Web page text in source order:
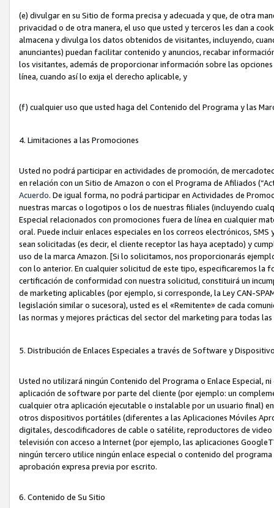
(e) divulgar en su Sitio de forma precisa y adecuada y que, de otra
privacidad o de otra manera, el uso que usted y terceros les dan a
almacena y divulga los datos obtenidos de visitantes, incluyendo,
anunciantes) puedan facilitar contenido y anuncios, recabar
los visitantes, además de proporcionar información sobre las
línea, cuando así lo exija el derecho aplicable, y
(f) cualquier uso que usted haga del Contenido del Programa y las
4. Limitaciones a las Promociones
Usted no podrá participar en actividades de promoción, de
en relación con un Sitio de Amazon o con el Programa de Afiliados
Acuerdo. De igual forma, no podrá participar en Actividades de
nuestras marcas o logotipos o los de nuestras filiales (incluyendo
Especial relacionados con promociones fuera de línea en cualquier
oral. Puede incluir enlaces especiales en los correos electrónicos,
sean solicitadas (es decir, el cliente receptor las haya aceptado) y
uso de la marca Amazon. [Si lo solicitamos, nos proporcionarás
con lo anterior. En cualquier solicitud de este tipo, especificaremos
certificación de conformidad con nuestra solicitud, constituirá un
de marketing aplicables (por ejemplo, si corresponde, la Ley CAN-
legislación similar o sucesora), usted es el «Remitente» de cada
las normas y mejores prácticas del sector del marketing para todas
5. Distribución de Enlaces Especiales a través de Software y
Usted no utilizará ningún Contenido del Programa o Enlace Especial,
aplicación de software por parte del cliente (por ejemplo: un
cualquier otra aplicación ejecutable o instalable por un usuario final)
otros dispositivos portátiles (diferentes a las Aplicaciones Móviles
digitales, descodificadores de cable o satélite, reproductores de
televisión con acceso a Internet (por ejemplo, las aplicaciones
ningún tercero utilice ningún enlace especial o contenido del
aprobación expresa previa por escrito.
6. Contenido de Su Sitio